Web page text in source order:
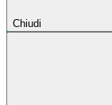
Chiudi